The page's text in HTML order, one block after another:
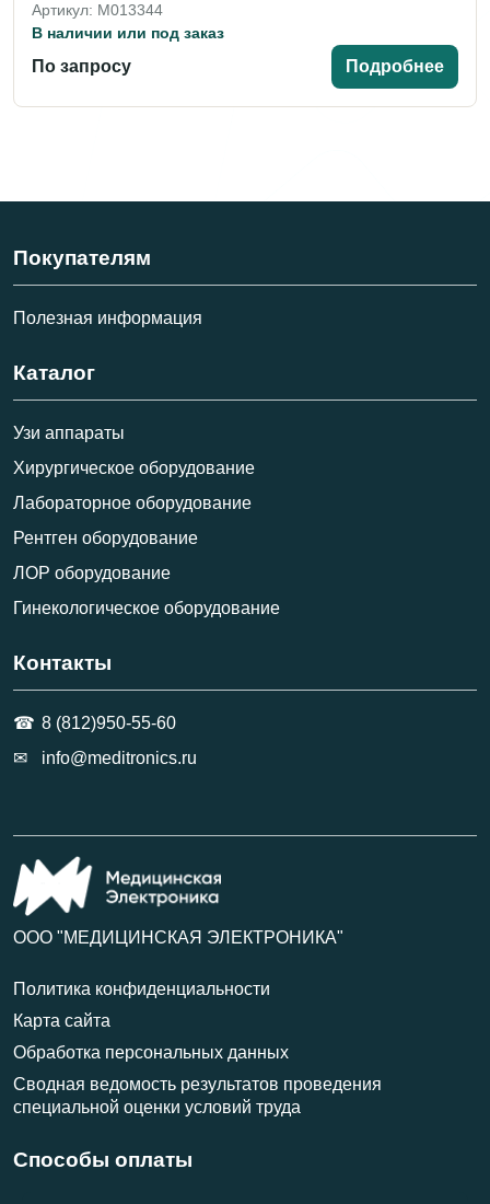
Артикул: M013344
В наличии или под заказ
По запросу Подробнее
Покупателям
Полезная информация
Каталог
Узи аппараты
Хирургическое оборудование
Лабораторное оборудование
Рентген оборудование
ЛОР оборудование
Гинекологическое оборудование
Контакты
8 (812)950-55-60
info@meditronics.ru
ООО "МЕДИЦИНСКАЯ ЭЛЕКТРОНИКА"
Политика конфиденциальности
Карта сайта
Обработка персональных данных
Сводная ведомость результатов проведения
специальной оценки условий труда
Способы оплаты